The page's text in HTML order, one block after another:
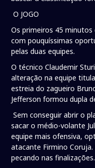
O JOGO
Os primeiros 45
com pouquíssimas
pelas duas equipes.
O técnico Claudemir
alteração na equipe
estreia do zagueiro
Jefferson formou dupla
Sem conseguir abrir o
sacar o médio-volante
equipe mais ofensiva,
atacante Firmino
pecando nas finalizações.